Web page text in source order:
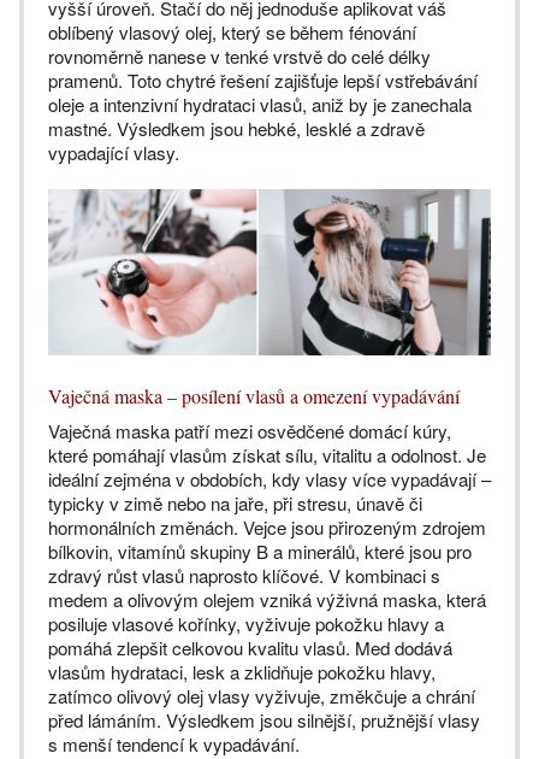
vyšší úroveň. Stačí do něj jednoduše aplikovat váš
oblíbený vlasový olej, který se během fénování
rovnoměrně nanese v tenké vrstvě do celé délky
pramenů. Toto chytré řešení zajišťuje lepší vstřebávání
oleje a intenzivní hydrataci vlasů, aniž by je zanechala
mastné. Výsledkem jsou hebké, lesklé a zdravě
vypadající vlasy.
Vaječná maska – posílení vlasů a omezení vypadávání
Vaječná maska patří mezi osvědčené domácí kúry,
které pomáhají vlasům získat sílu, vitalitu a odolnost. Je
ideální zejména v obdobích, kdy vlasy více vypadávají –
typicky v zimě nebo na jaře, při stresu, únavě či
hormonálních změnách. Vejce jsou přirozeným zdrojem
bílkovin, vitamínů skupiny B a minerálů, které jsou pro
zdravý růst vlasů naprosto klíčové. V kombinaci s
medem a olivovým olejem vzniká výživná maska, která
posiluje vlasové kořínky, vyživuje pokožku hlavy a
pomáhá zlepšit celkovou kvalitu vlasů. Med dodává
vlasům hydrataci, lesk a zklidňuje pokožku hlavy,
zatímco olivový olej vlasy vyživuje, změkčuje a chrání
před lámáním. Výsledkem jsou silnější, pružnější vlasy
s menší tendencí k vypadávání.